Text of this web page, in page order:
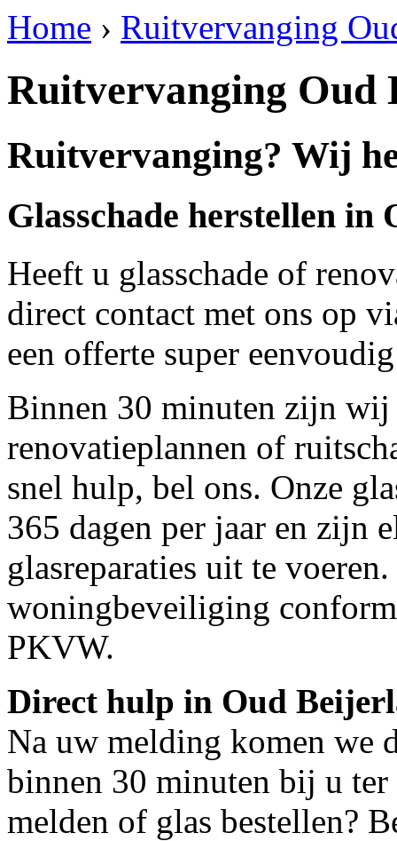
Home › Ruitvervanging
Ruitvervanging Oud
Ruitvervanging? Wij
Glasschade herstellen in
Heeft u glasschade of
direct contact met ons op
een offerte super
Binnen 30 minuten zijn wij
renovatieplannen of
snel hulp, bel ons. Onze
365 dagen per jaar en zijn
glasreparaties uit te
woningbeveiliging
PKVW.
Direct hulp in Oud
Na uw melding komen we
binnen 30 minuten bij u ter
melden of glas bestellen?